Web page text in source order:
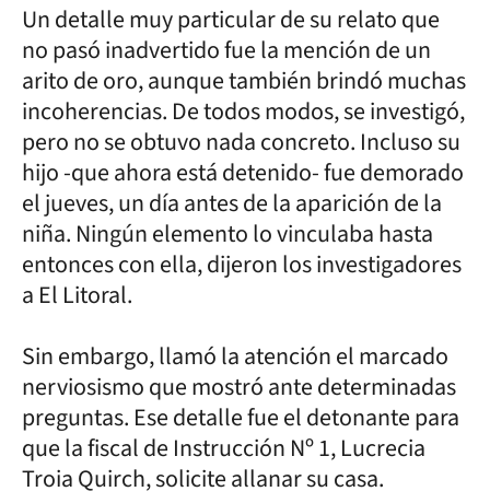
Un detalle muy particular de su relato que
no pasó inadvertido fue la mención de un
arito de oro, aunque también brindó muchas
incoherencias. De todos modos, se investigó,
pero no se obtuvo nada concreto. Incluso su
hijo -que ahora está detenido- fue demorado
el jueves, un día antes de la aparición de la
niña. Ningún elemento lo vinculaba hasta
entonces con ella, dijeron los investigadores
a El Litoral.
Sin embargo, llamó la atención el marcado
nerviosismo que mostró ante determinadas
preguntas. Ese detalle fue el detonante para
que la fiscal de Instrucción Nº 1, Lucrecia
Troia Quirch, solicite allanar su casa.